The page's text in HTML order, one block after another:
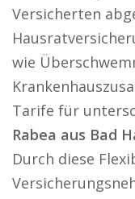
Versicherten
wie
Tarife für
Rabea aus Bad
Durch diese